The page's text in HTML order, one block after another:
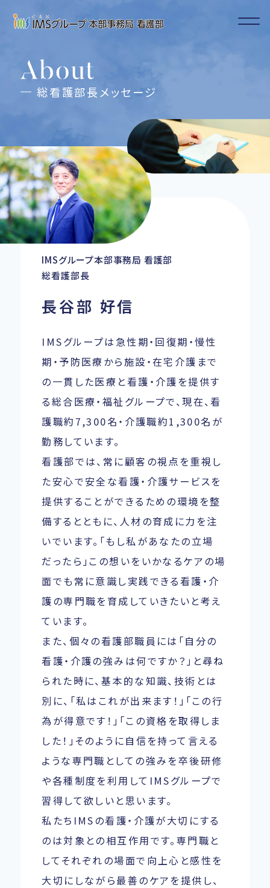
総看護部長メッセージ
IMSグループ本部事務局 看護部
総看護部長
長谷部 好信
IMSグループは急性期・回復期・慢性
期・予防医療から施設・在宅介護まで
の一貫した医療と看護・介護を提供す
る総合医療・福祉グループで、現在、看
護職約7,300名・介護職約1,300名が
勤務しています。
看護部では、常に顧客の視点を重視し
た安心で安全な看護・介護サービスを
提供することができるための環境を整
備するとともに、人材の育成に力を注
いでいます。「もし私があなたの立場
だったら」この想いをいかなるケアの場
面でも常に意識し実践できる看護・介
護の専門職を育成していきたいと考え
ています。
また、個々の看護部職員には「自分の
看護・介護の強みは何ですか？」と尋ね
られた時に、基本的な知識、技術とは
別に、「私はこれが出来ます！」「この行
為が得意です！」「この資格を取得しま
した！」そのように自信を持って言える
ような専門職としての強みを卒後研修
や各種制度を利用してIMSグループで
習得して欲しいと思います。
私たちIMSの看護・介護が大切にする
のは対象との相互作用です。専門職と
してそれぞれの場面で向上心と感性を
大切にしながら最善のケアを提供し、